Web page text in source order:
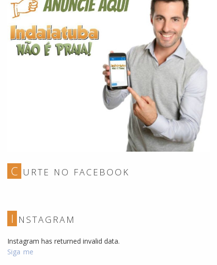
C URTE NO FACEBOOK
I NSTAGRAM
Instagram has returned invalid data.
Siga me